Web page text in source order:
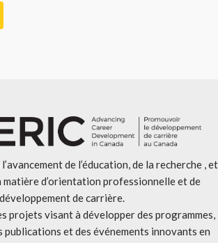
de l’éducation, de la recherche , et
matière d’orientation professionnelle et de
développement de carrière.
projets visant à développer des programmes,
publications et des événements innovants en